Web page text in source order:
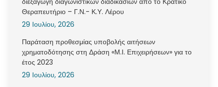
Θεραπευτήριο – Γ.Ν.- Κ.Υ. Λέρου
29 Ιουλίου, 2026
Παράταση προθεσμίας υποβολής αιτήσεων
χρηματοδότησης στη Δράση «Μ.Ι. Επιχειρήσεων» για το
έτος 2023
29 Ιουλίου, 2026